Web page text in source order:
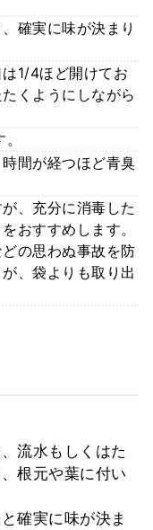
確実に味が決まり
1/4ほど開けてお
くようにしながら
間が経つほど青臭
、充分に消毒した
おすすめします。
の思わぬ事故を防
、袋よりも取り出
流水もしくはた
根元や葉に付い
確実に味が決ま